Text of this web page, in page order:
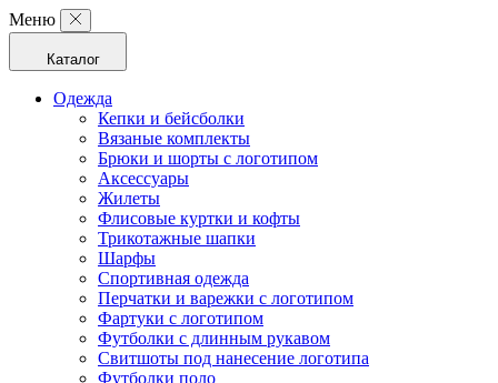
Меню
Каталог
Одежда
Кепки и бейсболки
Вязаные комплекты
Брюки и шорты с логотипом
Аксессуары
Жилеты
Флисовые куртки и кофты
Трикотажные шапки
Шарфы
Спортивная одежда
Перчатки и варежки с логотипом
Фартуки с логотипом
Футболки с длинным рукавом
Свитшоты под нанесение логотипа
Футболки поло